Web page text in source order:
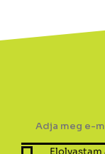
Elolvastam